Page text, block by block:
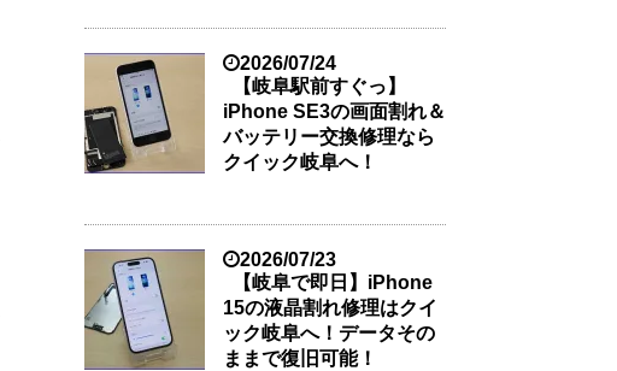
2026/07/24
【岐阜駅前すぐっ】
iPhone SE3の画面割れ＆
バッテリー交換修理なら
クイック岐阜へ！
2026/07/23
【岐阜で即日】iPhone
15の液晶割れ修理はクイ
ック岐阜へ！データその
ままで復旧可能！